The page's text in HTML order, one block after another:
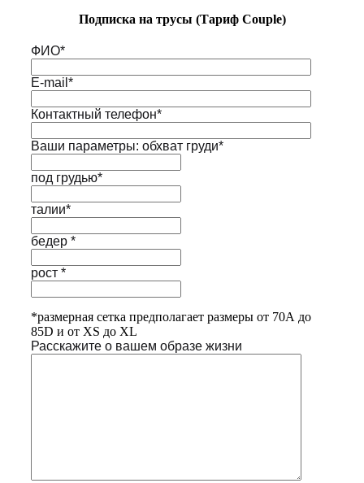
Подписка на трусы (Тариф Couple)
ФИО*
E-mail*
Контактный телефон*
Ваши параметры: обхват груди*
под грудью*
талии*
бедер *
рост *
*размерная сетка предполагает размеры от 70А до
85D и от XS до XL
Расскажите о вашем образе жизни